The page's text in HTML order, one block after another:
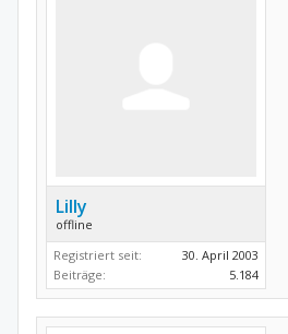
Lilly
offline
Registriert seit:
30. April 2003
Beiträge:
5.184